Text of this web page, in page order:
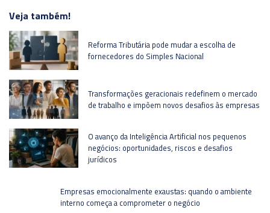
Veja também!
Reforma Tributária pode mudar a escolha de
fornecedores do Simples Nacional
Transformações geracionais redefinem o mercado
de trabalho e impõem novos desafios às empresas
O avanço da Inteligência Artificial nos pequenos
negócios: oportunidades, riscos e desafios
jurídicos
Empresas emocionalmente exaustas: quando o ambiente
interno começa a comprometer o negócio